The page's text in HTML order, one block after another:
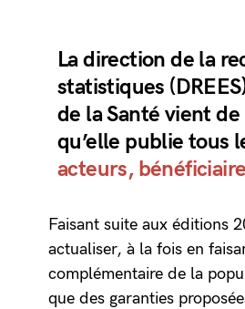
La direction de la
statistiques
de la Santé vient
qu’elle publie tous
acteurs,
Faisant suite aux éditions
actualiser, à la fois en
complémentaire de la
que des garanties